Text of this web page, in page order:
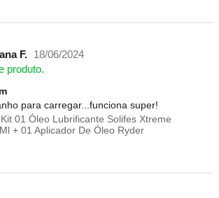
F.
18/06/2024
produto.
para carregar...funciona super!
Kit 01 Óleo Lubrificante Solifes Xtreme
+ 01 Aplicador De Óleo Ryder